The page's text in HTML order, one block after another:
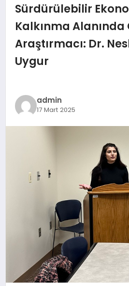
MAGAZIN
SIYASET
YAŞAM
SAĞLIK
Sürdürülebilir
Kalkınma Alanında
Araştırmacı: Dr.
Uygur
admin
17 Mart 2025